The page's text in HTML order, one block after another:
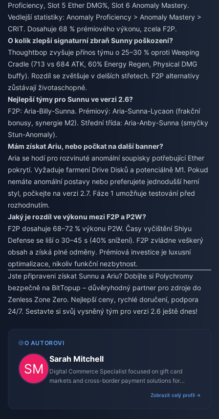
Proficiency, Slot 5 Ether DMG%, Slot 6 Anomaly Mastery.
Vedlejší statistiky: Anomaly Proficiency > Anomaly Mastery >
CRIT. Dosahuje 68 % prémiového výkonu, zcela F2P.
O kolik zlepší signaturní zbraň Sunny poškození?
Thoughtbop zvyšuje přínos týmu o 25–30 % oproti Weeping
Cradle (713 vs 684 ATK, 60% Energy Regen, Physical DMG
buffy). Rozdíl se zvětšuje v delších střetech. F2P alternativy
zůstávají životaschopné.
Nejlepší týmy pro Sunnu ve verzi 2.6?
F2P: Aria-Billy-Sunna. Prémiový: Aria-Sunna-Lycaon (frakční
bonusy, synergie M2). Střední třída: Aria-Anby-Sunna (smyčky
Stun-Anomaly).
Mám získat Ariu, nebo počkat na další banner?
Aria se hodí pro rozvinuté anomální soupisky potřebující Ether
pokrytí. Vyžaduje farmení Drive Disků a potenciálně M1. Pokud
nemáte anomální postavy nebo preferujete jednodušší herní
styl, počkejte na verzi 2.7. Fáze 1 umožňuje testování před
rozhodnutím.
Jaký je rozdíl ve výkonu mezi F2P a P2W?
F2P dosahuje 68–72 % výkonu P2W. Časy vyčištění Shiyu
Defense se liší o 30–45 s (40% snížení). F2P zvládne veškerý
obsah a získá plné odměny. Prémiová investice je luxusní
optimalizace, nikoliv funkční nezbytnost.
Jste připraveni získat Sunnu a Ariu? Dobijte si Polychromy
bezpečně na BitTopup – důvěryhodný partner pro zdroje do
Zenless Zone Zero. Nejlepší ceny, rychlé doručení, podpora
24/7. Sestavte si svůj vysněný tým pro verzi 2.6 ještě dnes!
O AUTOROVI
Sarah Mitchell
Digital Commerce Specialist focused on gift card
markets and cross-border payment solutions for
Zobrazit celý profil →